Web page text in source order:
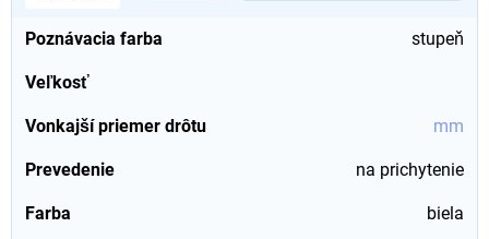
Poznávacia farba stupeň
Veľkosť
Vonkajší priemer drôtu mm
Prevedenie na prichytenie
Farba biela